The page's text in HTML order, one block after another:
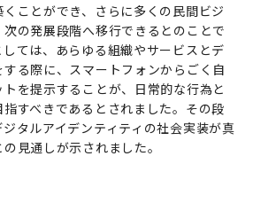
ことができ、さらに多くの民間ビジ
の発展段階へ移行できるとのことで
ては、あらゆる組織やサービスとデ
る際に、スマートフォンからごく自
を提示することが、日常的な行為と
すべきであるとされました。その段
タルアイデンティティの社会実装が真
見通しが示されました。